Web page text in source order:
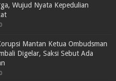
Wujud Nyata Kepedulian
0
Mantan Ketua Ombudsman
Digelar, Saksi Sebut Ada
0